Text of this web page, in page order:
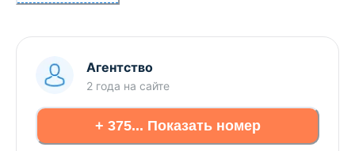
себя с фундаментальной добротностью и
технологий. Здесь не экономили: от несущих
конструкций до ручек на дверях - всё подобрано
с расчётом на поколения.
- Дом сдан в 2020 году и успел пройти полный
цикл усадки, что исключает риски деформации
Агентство
2 года на сайте
+ 375... Показать номер